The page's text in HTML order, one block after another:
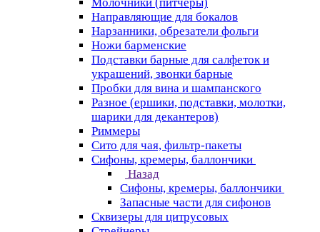
Направляющие для бокалов
Нарзанники, обрезатели фольги
Ножи барменские
Подставки барные для салфеток и
украшений, звонки барные
Пробки для вина и шампанского
Разное (ершики, подставки, молотки,
шарики для декантеров)
Риммеры
Сито для чая, фильтр-пакеты
Сифоны, кремеры, баллончики
Назад
Сифоны, кремеры, баллончики
Запасные части для сифонов
Сквизеры для цитрусовых